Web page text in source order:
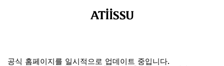
공식 홈페이지를 일시적으로 업데이트 중입니다.